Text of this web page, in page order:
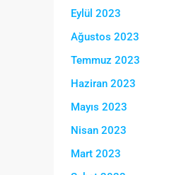
Eylül 2023
Ağustos 2023
Temmuz 2023
Haziran 2023
Mayıs 2023
Nisan 2023
Mart 2023